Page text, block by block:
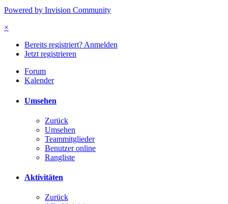
Powered by Invision Community
×
Bereits registriert? Anmelden
Jetzt registrieren
Forum
Kalender
Umsehen
Zurück
Umsehen
Teammitglieder
Benutzer online
Rangliste
Aktivitäten
Zurück